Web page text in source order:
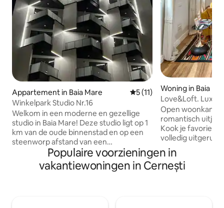
Appartement in Baia Mare Gemiddelde beoordeling
5 (11)
Winkelpark Studio Nr.16
Welkom in een moderne en gezellige
studio in Baia Mare! Deze studio ligt op 1
km van de oude binnenstad en op een
steenworp afstand van een
winkelcentrum en beschikt over snelle
wifi, een smart-tv, een volledig
uitgeruste keuken, een wasmachine en
Woning in Baia
Love&Loft. Luxe
privétuin
Open
romantisch uitje
Kook je favoriete
volledig
met een kopje
van jou tijdens je
steenworp
centrum van de
Populaire voorzieningen in
vakantiewoningen in Cernești